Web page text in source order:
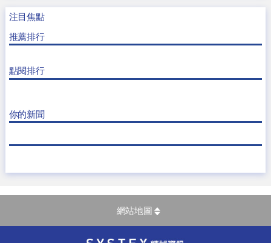
注目焦點
推薦排行
點閱排行
你的新聞
網站地圖